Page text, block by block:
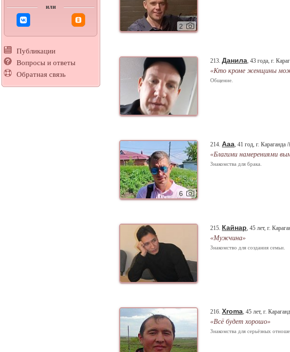
или
Публикации
Вопросы и ответы
Обратная связь
2
213. Данила, 43 года, г.
«Кто кроме женщины
Общение.
6
214. Aaa, 41 год, г. Караганда /
«Благими намерениями
Знакомства для брака.
215. Кайнар, 45 лет, г.
«Мужчина»
Знакомство для создания семьи.
216. Xroma, 45 лет, г.
«Всё будет хорошо»
Знакомства для серьёзных